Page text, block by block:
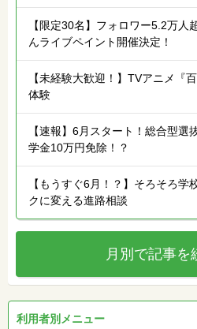
【限定30名】フォロワー5.2万人
んライブペイント開催決定！
【未経験大歓迎！】TVアニメ『
体験
【速報】6月スタート！総合型選
学金10万円免除！？
【もうすぐ6月！？】そろそろ学
クに変える進路相談
月別で記事を
利用者別メニュー